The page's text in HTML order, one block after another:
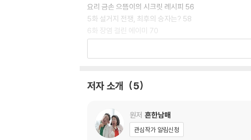
되어 있습니다.
[도서] 흔한남매 6
가을 하늘처럼 청량한 흔한남매의 웃음과 유머!
유튜브 214만 구독 돌파! 인기 크리에이터 흔한남매
흔한남매가 선사하는 유쾌한 우애와 순수한 웃음!
요리 금손 으뜸이의 시크릿 레시피 56
5화 설거지 전쟁, 최후의 승자는? 58
6화 장염 걸린 에이미 70
꼬불꼬불 미로 찾기
9화 본격 에이미 소풍 코디 110
꼭꼭 숨어라! 숨은그림찾기 134
11화 에이미, 호신술 배우다! 136
12화 몰래 본 에이미의 일기 148
저자 소개 5
원저 흔한남매
관심작가 알림신청